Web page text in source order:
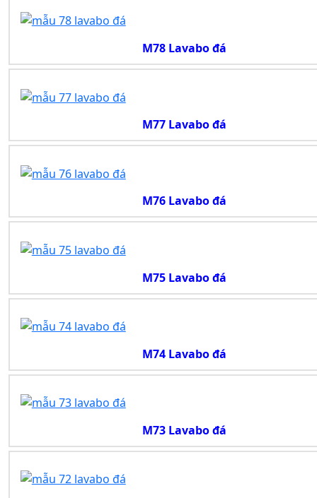
M78 Lavabo đá
M77 Lavabo đá
M76 Lavabo đá
M75 Lavabo đá
M74 Lavabo đá
M73 Lavabo đá